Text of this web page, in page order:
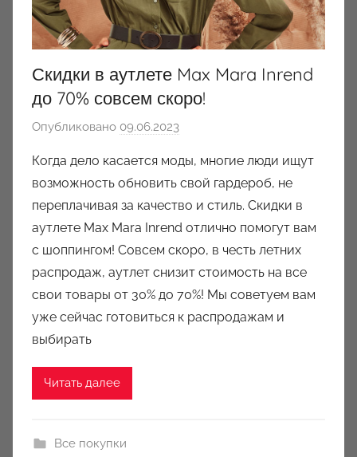
Скидки в аутлете Max Mara Inrend
до 70% совсем скоро!
Опубликовано 09.06.2023
т
о
р
о
м
a
u
k
Когда дело касается моды, многие люди ищут
возможность обновить свой гардероб, не
переплачивая за качество и стиль. Скидки в
аутлете Max Mara Inrend отлично помогут вам
с шоппингом! Совсем скоро, в честь летних
распродаж, аутлет снизит стоимость на все
свои товары от 30% до 70%! Мы советуем вам
уже сейчас готовиться к распродажам и
выбирать
Читать далее
Все покупки